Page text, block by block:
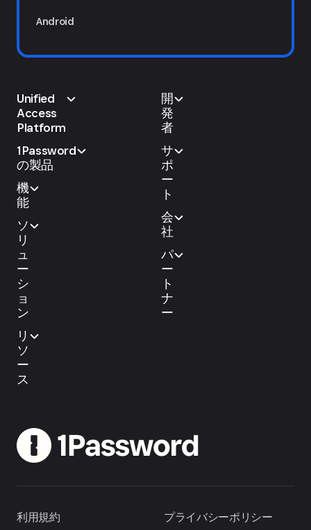
Android
Unified
Access
Platform
1Password
の製品
機
能
ソ
リ
ュ
ー
シ
ョ
ン
リ
ソ
ー
ス
開
発
者
サ
ポ
ー
ト
会
社
パ
ー
ト
ナ
ー
利用規約 プライバシーポリシー